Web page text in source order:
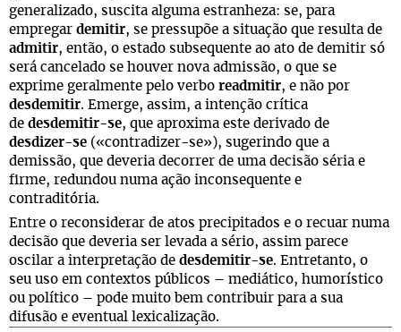
generalizado, suscita alguma estranheza: se, para
empregar demitir, se pressupõe a situação que resulta de
admitir, então, o estado subsequente ao ato de demitir só
será cancelado se houver nova admissão, o que se
exprime geralmente pelo verbo readmitir, e não por
desdemitir. Emerge, assim, a intenção crítica
de desdemitir-se, que aproxima este derivado de
desdizer-se («contradizer-se»), sugerindo que a
demissão, que deveria decorrer de uma decisão séria e
firme, redundou numa ação inconsequente e
contraditória.
Entre o reconsiderar de atos precipitados e o recuar numa
decisão que deveria ser levada a sério, assim parece
oscilar a interpretação de desdemitir-se. Entretanto, o
seu uso em contextos públicos – mediático, humorístico
ou político – pode muito bem contribuir para a sua
difusão e eventual lexicalização.